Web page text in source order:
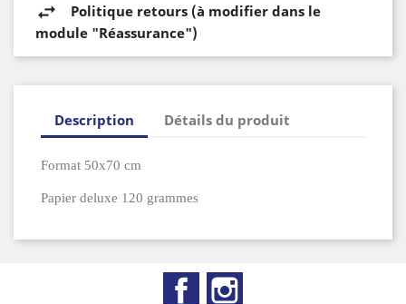
Politique retours (à modifier dans le
module "Réassurance")
Description Détails du produit
Format 50x70 cm
Papier deluxe 120 grammes
Facebook